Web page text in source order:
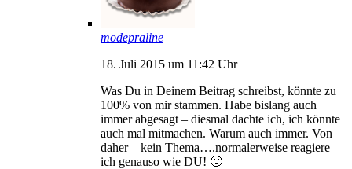
modepraline
18. Juli 2015 um 11:42 Uhr
Was Du in Deinem Beitrag schreibst, könnte zu
100% von mir stammen. Habe bislang auch
immer abgesagt – diesmal dachte ich, ich könnte
auch mal mitmachen. Warum auch immer. Von
daher – kein Thema….normalerweise reagiere
ich genauso wie DU! 🙂